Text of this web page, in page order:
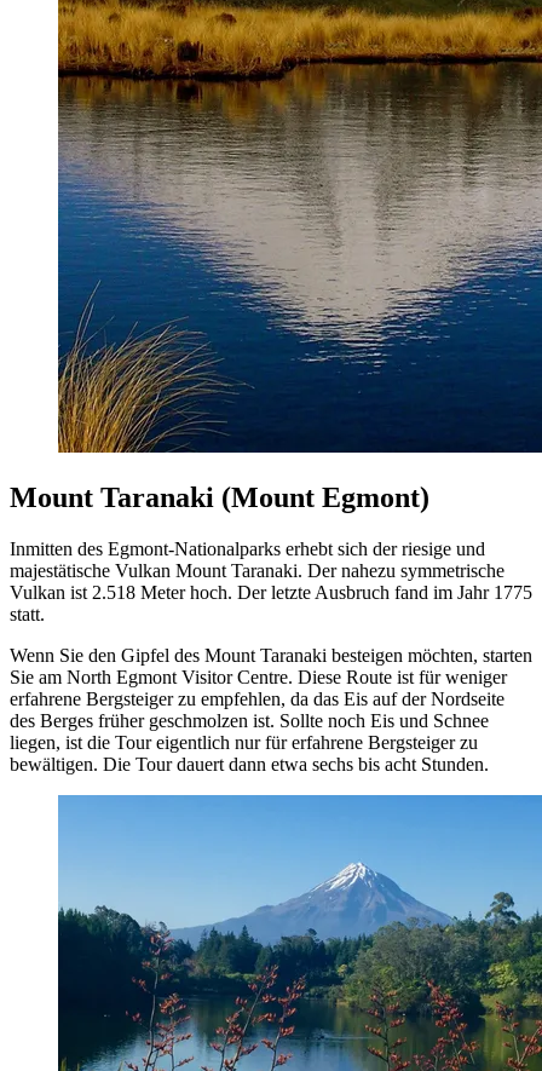
Mount Taranaki (Mount Egmont)
Inmitten des Egmont-Nationalparks erhebt sich der riesige und
majestätische Vulkan Mount Taranaki. Der nahezu symmetrische
Vulkan ist 2.518 Meter hoch. Der letzte Ausbruch fand im Jahr 1775
statt.
Wenn Sie den Gipfel des Mount Taranaki besteigen möchten, starten
Sie am North Egmont Visitor Centre. Diese Route ist für weniger
erfahrene Bergsteiger zu empfehlen, da das Eis auf der Nordseite
des Berges früher geschmolzen ist. Sollte noch Eis und Schnee
liegen, ist die Tour eigentlich nur für erfahrene Bergsteiger zu
bewältigen. Die Tour dauert dann etwa sechs bis acht Stunden.